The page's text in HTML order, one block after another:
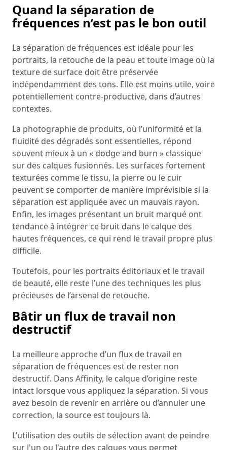
Quand la séparation de
fréquences n’est pas le bon outil
La séparation de fréquences est idéale pour les
portraits, la retouche de la peau et toute image où la
texture de surface doit être préservée
indépendamment des tons. Elle est moins utile, voire
potentiellement contre-productive, dans d’autres
contextes.
La photographie de produits, où l’uniformité et la
fluidité des dégradés sont essentielles, répond
souvent mieux à un « dodge and burn » classique
sur des calques fusionnés. Les surfaces fortement
texturées comme le tissu, la pierre ou le cuir
peuvent se comporter de manière imprévisible si la
séparation est appliquée avec un mauvais rayon.
Enfin, les images présentant un bruit marqué ont
tendance à intégrer ce bruit dans le calque des
hautes fréquences, ce qui rend le travail propre plus
difficile.
Toutefois, pour les portraits éditoriaux et le travail
de beauté, elle reste l’une des techniques les plus
précieuses de l’arsenal de retouche.
Bâtir un flux de travail non
destructif
La meilleure approche d’un flux de travail en
séparation de fréquences est de rester non
destructif. Dans Affinity, le calque d’origine reste
intact lorsque vous appliquez la séparation. Si vous
avez besoin de revenir en arrière ou d’annuler une
correction, la source est toujours là.
L’utilisation des outils de sélection avant de peindre
sur l'un ou l'autre des calques vous permet